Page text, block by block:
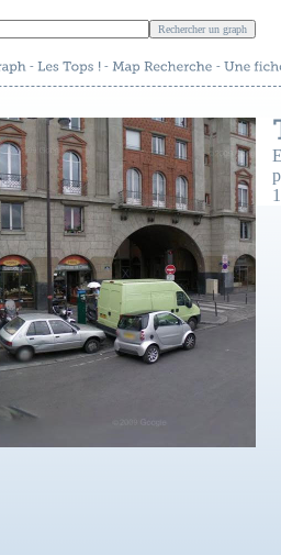
- - -